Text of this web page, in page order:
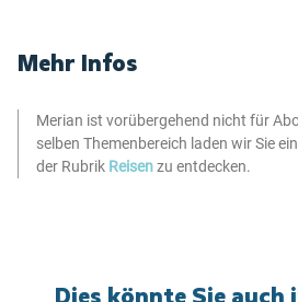
Mehr Infos
Merian ist vorübergehend nicht für
selben Themenbereich laden wir Sie
der Rubrik Reisenzu entdecken.
Dies könnte Sie auch